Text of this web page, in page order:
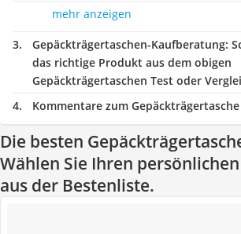
mehr anzeigen
Gepäckträgertaschen-Kaufberatung:
das richtige Produkt aus dem obigen
Gepäckträgertaschen Test oder
Kommentare zum
Die besten
Wählen Sie Ihren
aus der Bestenliste.